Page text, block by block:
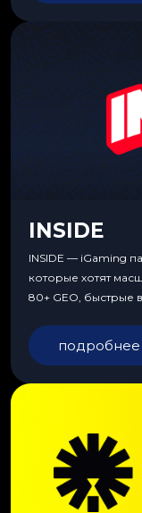
INSIDE
INSIDE — iGaming
которые хотят
80+ GEO, быстрые
подробнее